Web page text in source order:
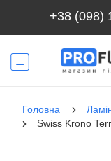
+38 (098)
Головна
Swiss Krono